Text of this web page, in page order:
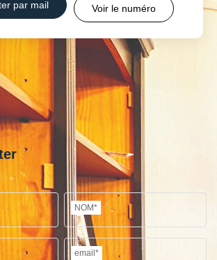
par mail Voir le numéro
NOM*
email*